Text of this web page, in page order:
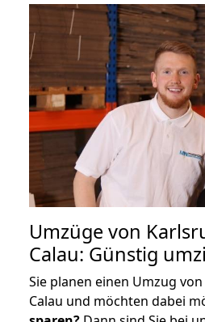
Umzüge von
Calau: Günstig
Sie planen einen Umzug
Calau und möchten dabei